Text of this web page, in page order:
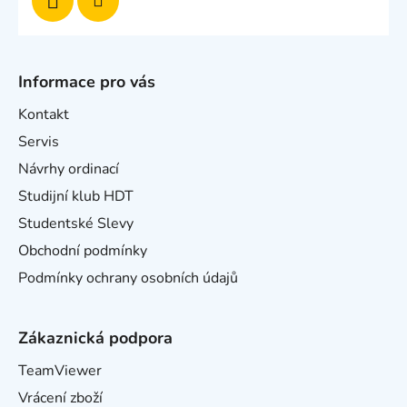
Informace pro vás
Kontakt
Servis
Návrhy ordinací
Studijní klub HDT
Studentské Slevy
Obchodní podmínky
Podmínky ochrany osobních údajů
Zákaznická podpora
TeamViewer
Vrácení zboží